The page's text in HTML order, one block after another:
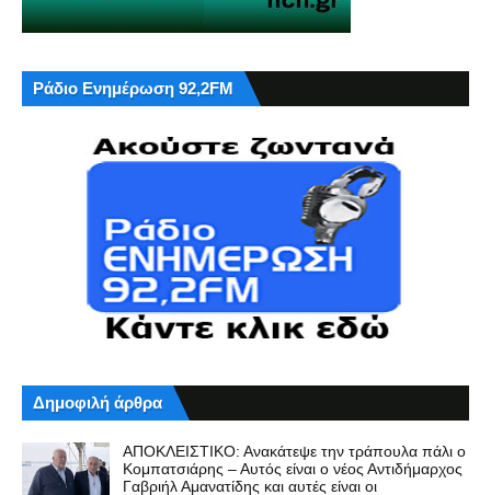
Ράδιο Ενημέρωση 92,2FM
Δημοφιλή άρθρα
ΑΠΟΚΛΕΙΣΤΙΚΟ: Ανακάτεψε την τράπουλα πάλι ο
Κομπατσιάρης – Αυτός είναι ο νέος Αντιδήμαρχος
Γαβριήλ Αμανατίδης και αυτές είναι οι